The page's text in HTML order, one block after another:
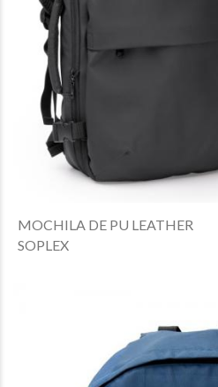
MOCHILA DE PU LEATHER
SOPLEX